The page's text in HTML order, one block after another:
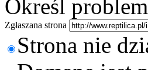
Określ problem
Zgłaszana strona
Strona nie